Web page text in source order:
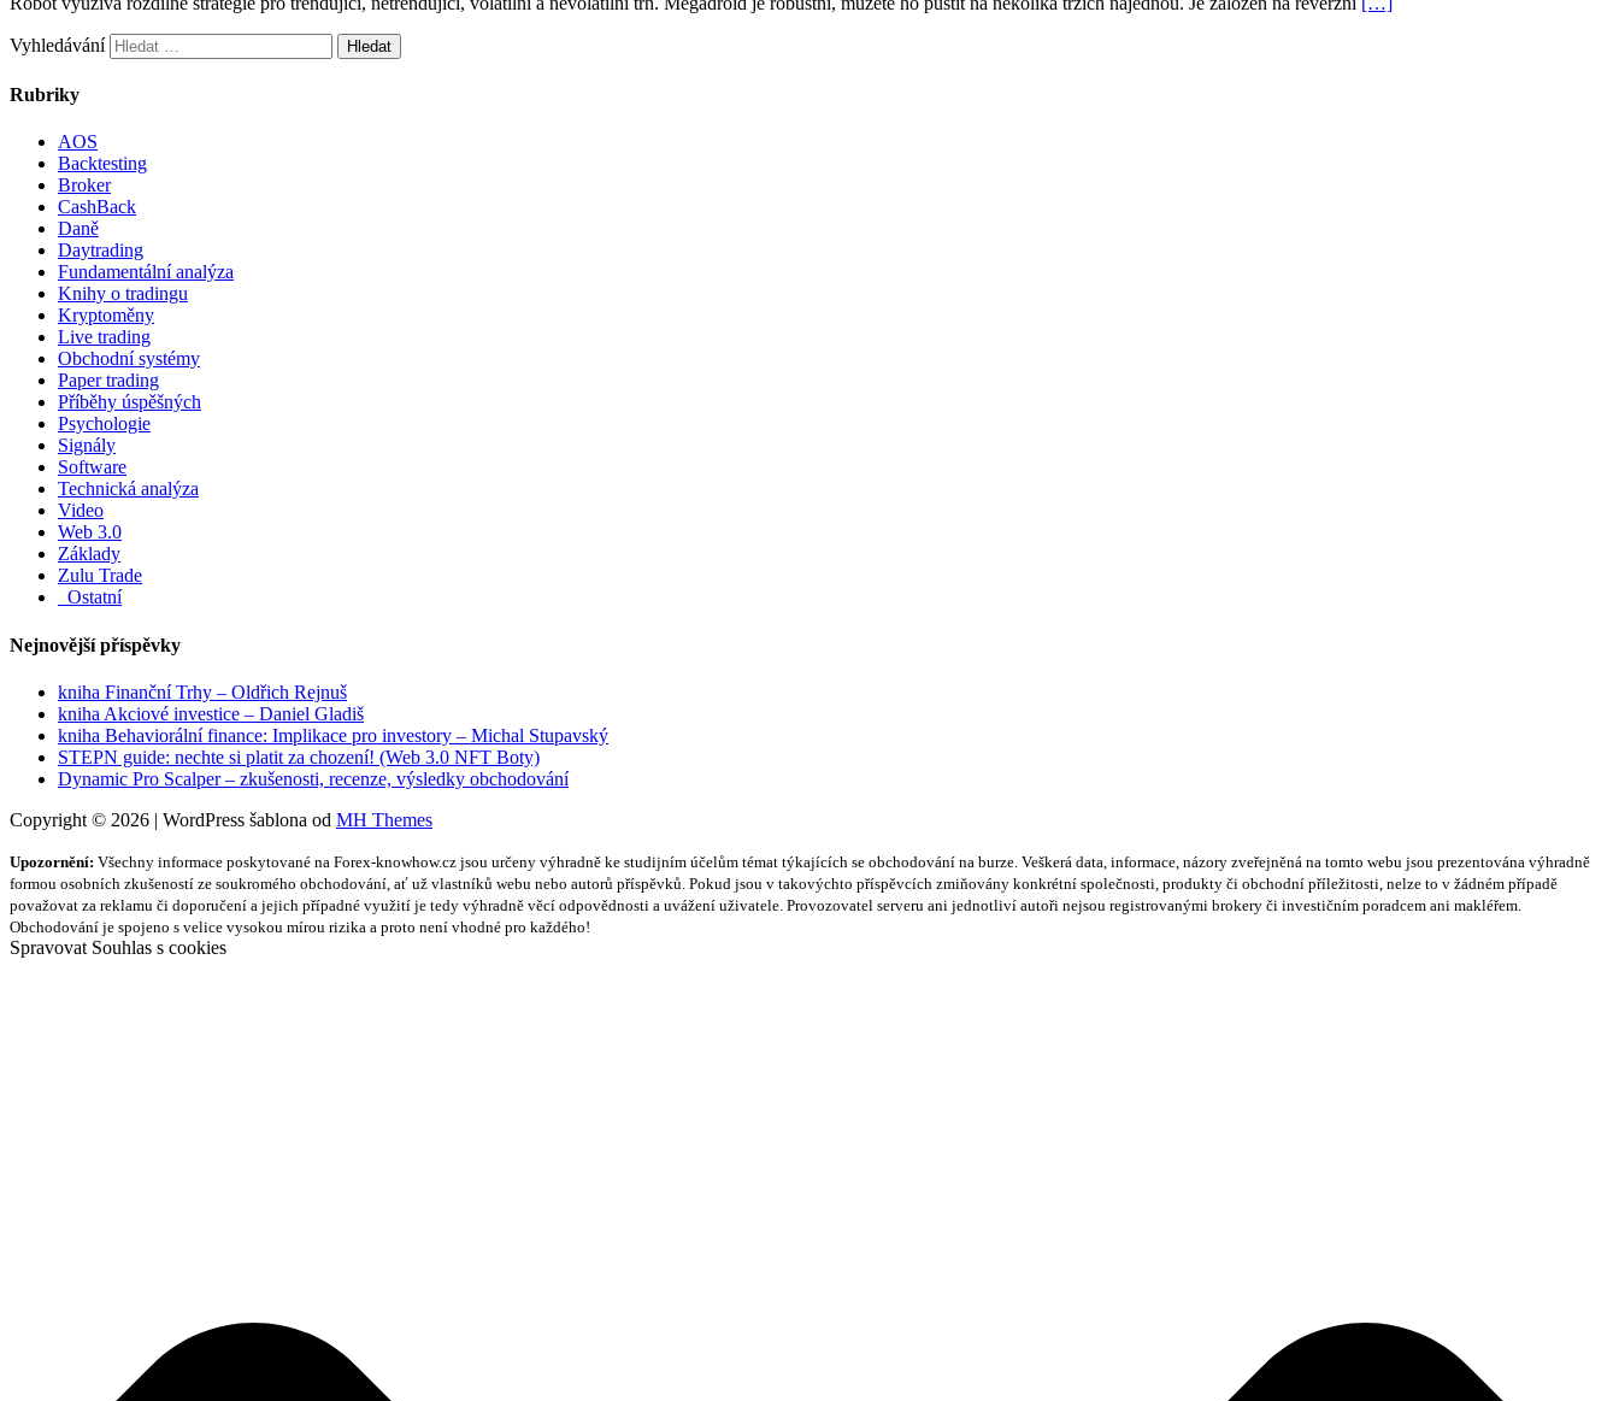
Vyhledávání
Rubriky
AOS
Backtesting
Broker
CashBack
Daně
Daytrading
Fundamentální analýza
Knihy o tradingu
Kryptoměny
Live trading
Obchodní systémy
Paper trading
Příběhy úspěšných
Psychologie
Signály
Software
Technická analýza
Video
Web 3.0
Základy
Zulu Trade
_Ostatní
Nejnovější příspěvky
kniha Finanční Trhy – Oldřich Rejnuš
kniha Akciové investice – Daniel Gladiš
kniha Behaviorální finance: Implikace pro investory – Michal Stupavský
STEPN guide: nechte si platit za chození! (Web 3.0 NFT Boty)
Dynamic Pro Scalper – zkušenosti, recenze, výsledky obchodování
Copyright © 2026 | WordPress šablona od MH Themes
Upozornění: Všechny informace poskytované na Forex-knowhow.cz jsou určeny výhradně ke studijním účelům témat týkajících se obchodování na burze. Veškerá data, informace, názory zveřejněná na tomto webu jsou prezentována výhradně
formou osobních zkušeností ze soukromého obchodování, ať už vlastníků webu nebo autorů příspěvků. Pokud jsou v takovýchto příspěvcích zmiňovány konkrétní společnosti, produkty či obchodní příležitosti, nelze to v žádném případě
považovat za reklamu či doporučení a jejich případné využití je tedy výhradně věcí odpovědnosti a uvážení uživatele. Provozovatel serveru ani jednotliví autoři nejsou registrovanými brokery či investičním poradcem ani makléřem.
Obchodování je spojeno s velice vysokou mírou rizika a proto není vhodné pro každého!
Spravovat Souhlas s cookies